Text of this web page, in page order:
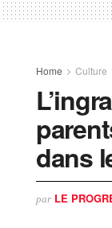
Home Culture
dans
par LE